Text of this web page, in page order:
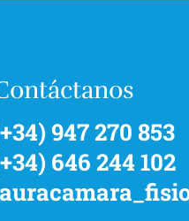
947 270 853
646 244 102